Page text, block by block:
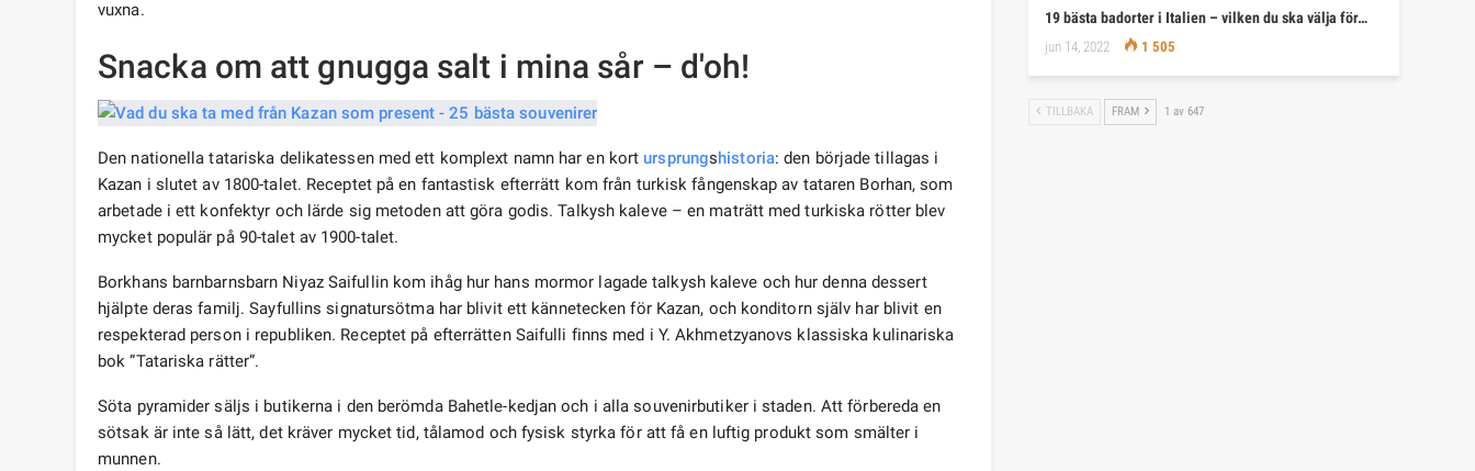
vuxna.
Snacka om att gnugga salt i mina sår – d'oh!
Den nationella tatariska delikatessen med ett komplext namn har en kortursprungshistoria: den började tillagas i
Kazan i slutet av 1800-talet. Receptet på en fantastisk efterrätt kom från turkisk fångenskap av tataren Borhan, som
arbetade i ett konfektyr och lärde sig metoden att göra godis. Talkysh kaleve – en maträtt med turkiska rötter blev
mycket populär på 90-talet av 1900-talet.
Borkhans barnbarnsbarn Niyaz Saifullin kom ihåg hur hans mormor lagade talkysh kaleve och hur denna dessert
hjälpte deras familj. Sayfullins signatursötma har blivit ett kännetecken för Kazan, och konditorn själv har blivit en
respekterad person i republiken. Receptet på efterrätten Saifulli finns med i Y. Akhmetzyanovs klassiska kulinariska
bok ”Tatariska rätter”.
Söta pyramider säljs i butikerna i den berömda Bahetle-kedjan och i alla souvenirbutiker i staden. Att förbereda en
sötsak är inte så lätt, det kräver mycket tid, tålamod och fysisk styrka för att få en luftig produkt som smälter i
munnen.
19 bästa badorter i Italien – vilken du ska välja för…
jun 14, 2022 1 505
TILLBAKA FRAM 1 av 647